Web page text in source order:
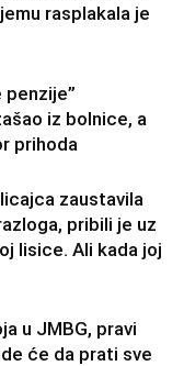
rasplakala je
penzije”
iz bolnice, a
prihoda
zaustavila
pribili je uz
lisice. Ali kada joj
u JMBG, pravi
će da prati sve